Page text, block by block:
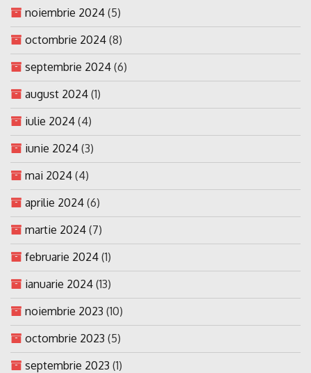
noiembrie 2024 (5)
octombrie 2024 (8)
septembrie 2024 (6)
august 2024 (1)
iulie 2024 (4)
iunie 2024 (3)
mai 2024 (4)
aprilie 2024 (6)
martie 2024 (7)
februarie 2024 (1)
ianuarie 2024 (13)
noiembrie 2023 (10)
octombrie 2023 (5)
septembrie 2023 (1)